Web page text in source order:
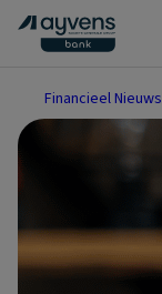
Financieel Nieuws